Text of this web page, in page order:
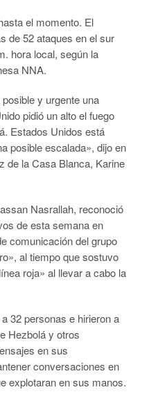
el momento. El
de 52 ataques en el sur
hora local, según la
NNA.
y urgente una
pidió un alto el fuego
Estados Unidos está
posible escalada», dijo en
de la Casa Blanca, Karine
Nasrallah, reconoció
de esta semana en
comunicación del grupo
al tiempo que sostuvo
roja» al llevar a cabo la
32 personas e hirieron a
Hezbolá y otros
en sus
conversaciones en
explotaran en sus manos.